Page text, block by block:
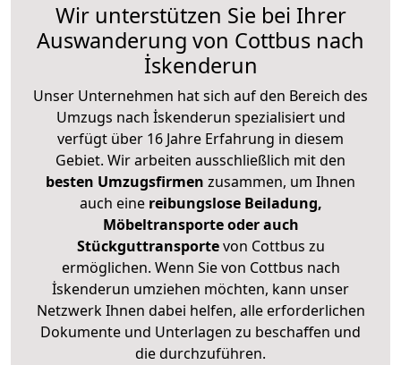
Wir unterstützen Sie bei Ihrer
Auswanderung von Cottbus nach
İskenderun
Unser Unternehmen hat sich auf den Bereich des
Umzugs nach İskenderun spezialisiert und
verfügt über 16 Jahre Erfahrung in diesem
Gebiet. Wir arbeiten ausschließlich mit den
besten Umzugsfirmen zusammen, um Ihnen
auch eine reibungslose Beiladung,
Möbeltransporte oder auch
Stückguttransportevon Cottbus zu
ermöglichen. Wenn Sie von Cottbus nach
İskenderun umziehen möchten, kann unser
Netzwerk Ihnen dabei helfen, alle erforderlichen
Dokumente und Unterlagen zu beschaffen und
die durchzuführen.